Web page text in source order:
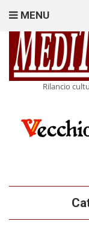
Rilancio
MENU